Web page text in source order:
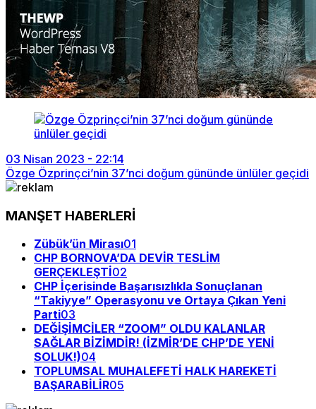
03 Nisan 2023 - 22:14
Özge Özprinçci’nin 37’nci doğum gününde ünlüler geçidi
MANŞET HABERLERİ
Zübük’ün Mirası01
CHP BORNOVA’DA DEVİR TESLİM
GERÇEKLEŞTİ02
CHP İçerisinde Başarısızlıkla Sonuçlanan
“Takiyye” Operasyonu ve Ortaya Çıkan Yeni
Parti03
DEĞİŞİMCİLER “ZOOM” OLDU KALANLAR
SAĞLAR BİZİMDİR! (İZMİR’DE CHP’DE YENİ
SOLUK!)04
TOPLUMSAL MUHALEFETİ HALK HAREKETİ
BAŞARABİLİR05